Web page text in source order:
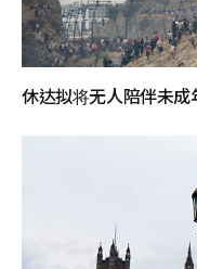
休达拟将无人陪伴未